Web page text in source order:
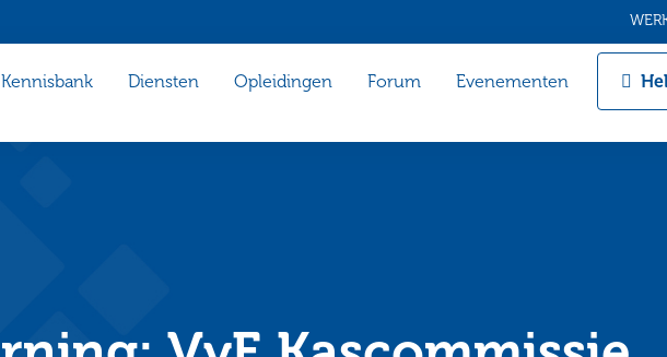
Kennisbank Diensten Opleidingen Forum Evenementen